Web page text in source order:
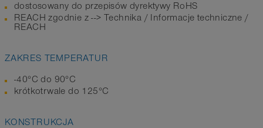
dostosowany do przepisów dyrektywy RoHS
REACH zgodnie z --> Technika / Informacje techniczne /
REACH
ZAKRES TEMPERATUR
-40°C do 90°C
krótkotrwale do 125°C
KONSTRUKCJA